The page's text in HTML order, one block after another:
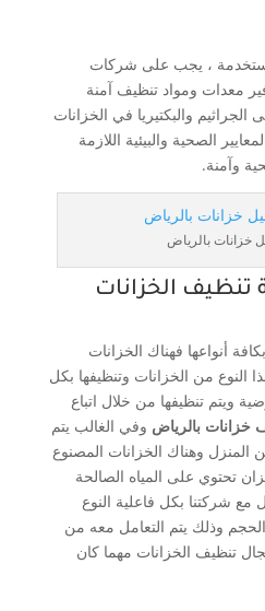
، يجب على شركات
معدات ومواد تنظيف آمنة
الجراثيم والبكتيريا في الخزانات
الصحية والبيئية اللازمة
وآمنة.
خزانات بالرياض
الخزانات
أنواعها فهناك الخزانات
النوع من الخزانات وتنظيفها بكل
ويتم تنظيفها من خلال اتباع
خزانات بالرياض وفي الغالب يتم
المنزل وهناك الخزانات المصنوع
تحتوي على المياه الصالحة
مع شركتنا بكل فاعلية النوع
الحجم وذلك يتم التعامل معه من
تنظيف الخزانات مهما كان